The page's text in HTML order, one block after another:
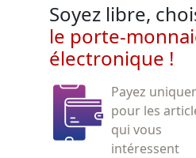
Soyez libre,
le porte-
électronique !
Payez
pour les
qui vous
intéressent